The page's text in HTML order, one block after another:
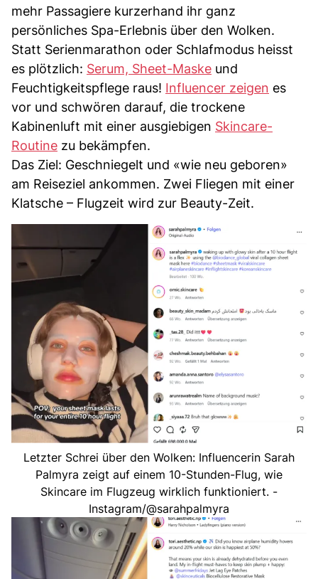
mehr Passagiere kurzerhand ihr ganz
persönliches Spa-Erlebnis über den Wolken.
Statt Serienmarathon oder Schlafmodus heisst
es plötzlich: Serum, Sheet-Maske und
Feuchtigkeitspflege raus! Influencer zeigen es
vor und schwören darauf, die trockene
Kabinenluft mit einer ausgiebigen Skincare-
Routine zu bekämpfen.
Das Ziel: Geschniegelt und «wie neu geboren»
am Reiseziel ankommen. Zwei Fliegen mit einer
Klatsche – Flugzeit wird zur Beauty-Zeit.
Letzter Schrei über den Wolken: Influencerin Sarah
Palmyra zeigt auf einem 10-Stunden-Flug, wie
Skincare im Flugzeug wirklich funktioniert. -
Instagram/@sarahpalmyra